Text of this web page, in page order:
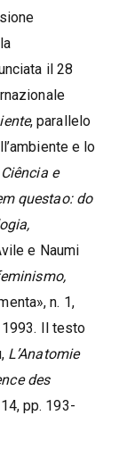
il 28
, parallelo
e lo
e
questao: do
e Naumi
n. 1,
Il testo
L’Anatomie
des
pp. 193-